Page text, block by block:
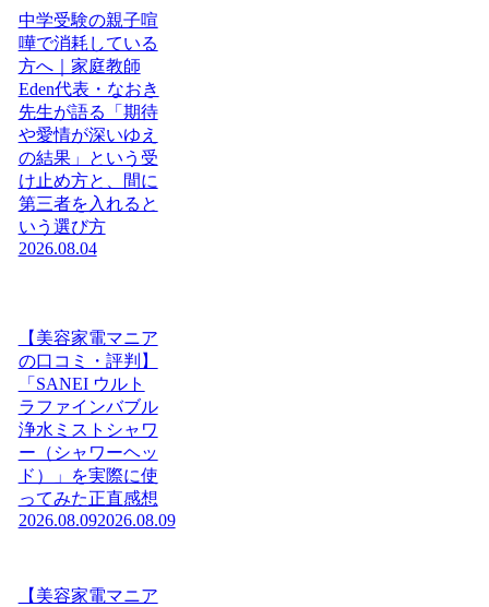
中学受験の親子喧
嘩で消耗している
方へ｜家庭教師
Eden代表・なおき
先生が語る「期待
や愛情が深いゆえ
の結果」という受
け止め方と、間に
第三者を入れると
いう選び方
2026.08.04
【美容家電マニア
の口コミ・評判】
「SANEI ウルト
ラファインバブル
浄水ミストシャワ
ー（シャワーヘッ
ド）」を実際に使
ってみた正直感想
2026.08.092026.08.09
【美容家電マニア